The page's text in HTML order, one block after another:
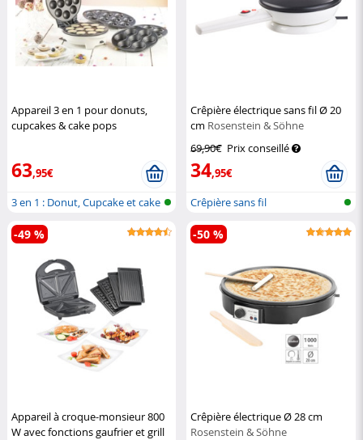
Appareil 3 en 1 pour donuts,
cupcakes & cake pops
63,95€
3 en 1 : Donut, Cupcake et cake
pop...
Crêpière électrique sans fil Ø 20
cm Rosenstein & Söhne
69,90€ Prix conseillé
34,95€
Crêpière sans fil
Appareil à croque-monsieur 800
W avec fonctions gaufrier et grill
-49 %
Crêpière électrique Ø 28 cm
Rosenstein & Söhne
-50 %